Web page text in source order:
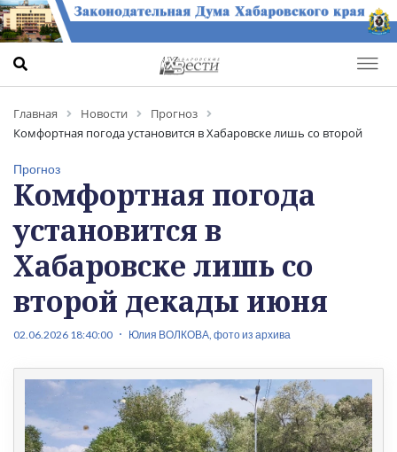
Главная Новости
Прогноз
Комфортная погода установится в Хабаровске лишь со второй
Прогноз
Комфортная погода
установится в
Хабаровске лишь со
второй декады июня
02.06.2026 18:40:00 Юлия ВОЛКОВА, фото из архива